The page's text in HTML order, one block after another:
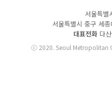
서울특별
서울특별시 중구 세
대표전화 다
ⓒ2020. Seoul Metropolitan